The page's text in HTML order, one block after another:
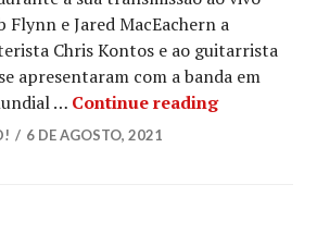
Flynn e Jared MacEachern a
Chris Kontos e ao guitarrista
apresentaram com a banda em
… Continue readingMACHINE
6 DE AGOSTO, 2021